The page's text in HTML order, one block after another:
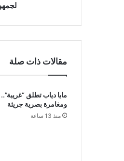
مقالات ذات صلة
مايا دياب تطلق
ومغامرة بصرية جريئة
منذ 13 ساعة